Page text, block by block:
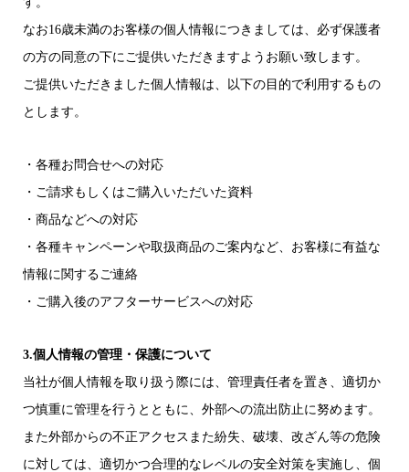
なお16歳未満のお客様の個人情報につきましては、必ず保護者
の方の同意の下にご提供いただきますようお願い致します。
ご提供いただきました個人情報は、以下の目的で利用するもの
とします。
・各種お問合せへの対応
・ご請求もしくはご購入いただいた資料
・商品などへの対応
・各種キャンペーンや取扱商品のご案内など、お客様に有益な
情報に関するご連絡
・ご購入後のアフターサービスへの対応
3.個人情報の管理・保護について
当社が個人情報を取り扱う際には、管理責任者を置き、適切か
つ慎重に管理を行うとともに、外部への流出防止に努めます。
また外部からの不正アクセスまた紛失、破壊、改ざん等の危険
に対しては、適切かつ合理的なレベルの安全対策を実施し、個